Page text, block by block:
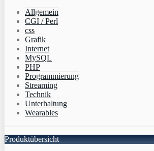
Allgemein
CGI / Perl
css
Grafik
Internet
MySQL
PHP
Programmierung
Streaming
Technik
Unterhaltung
Wearables
Produktübersicht